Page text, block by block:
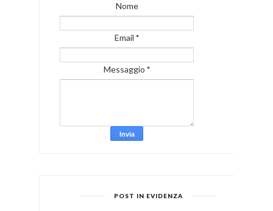
Nome
Email *
Messaggio *
POST IN EVIDENZA